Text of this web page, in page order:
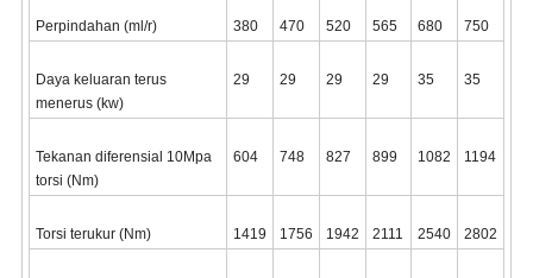
Perpindahan (ml/r) 380 470 520 565 680 750
Daya keluaran terus
menerus (kw)
29 29 29 29 35 35
Tekanan diferensial 10Mpa
torsi (Nm)
604 748 827 899 1082 1194
Torsi terukur (Nm) 1419 1756 1942 2111 2540 2802